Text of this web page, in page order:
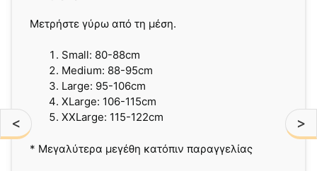
< >
Μετρήστε γύρω από τη μέση.
Small: 80-88cm
Medium: 88-95cm
Large: 95-106cm
XLarge: 106-115cm
XXLarge: 115-122cm
* Μεγαλύτερα μεγέθη κατόπιν παραγγελίας